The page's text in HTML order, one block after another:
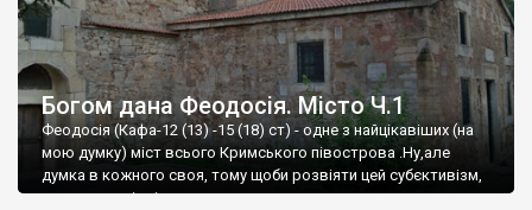
Богом дана Феодосія. Місто Ч.1
Феодосія (Кафа-12 (13) -15 (18) ст) - одне з найцікавіших (на
мою думку) міст всього Кримського півострова .Ну,але
думка в кожного своя, тому щоби розвіяти цей субєктивізм,
запрошую відвідати це